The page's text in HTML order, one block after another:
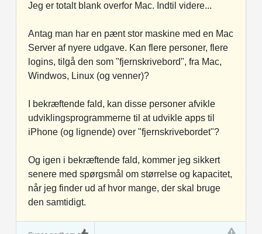
Jeg er totalt blank overfor Mac. Indtil videre...
Antag man har en pænt stor maskine med en Mac
Server af nyere udgave. Kan flere personer, flere
logins, tilgå den som "fjernskrivebord", fra Mac,
Windwos, Linux (og venner)?
I bekræftende fald, kan disse personer afvikle
udviklingsprogrammerne til at udvikle apps til
iPhone (og lignende) over "fjernskrivebordet"?
Og igen i bekræftende fald, kommer jeg sikkert
senere med spørgsmål om størrelse og kapacitet,
når jeg finder ud af hvor mange, der skal bruge
den samtidigt.